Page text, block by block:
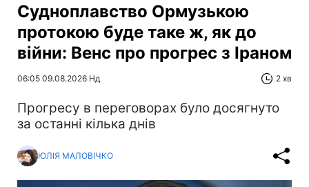
Судноплавство Ормузькою
протокою буде таке ж, як до
війни: Венс про прогрес з Іраном
06:05 09.08.2026 Нд 2 хв
Прогресу в переговорах було досягнуто
за останні кілька днів
ЮЛІЯ МАЛОВІЧКО